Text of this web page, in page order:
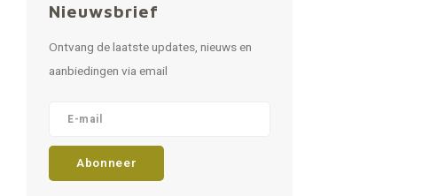
Nieuwsbrief
Ontvang de laatste updates, nieuws en
aanbiedingen via email
Abonneer